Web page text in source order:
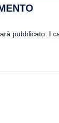
pubblicato. I